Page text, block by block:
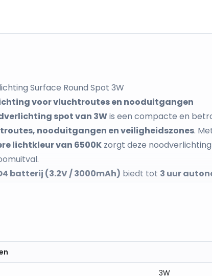
Surface Round Spot 3W
voor vluchtroutes en nooduitgangen
spot van 3Wis een compacte en
nooduitgangen en veiligheidszones.
lichtkleur van 6500K zorgt deze
batterij (3.2V / 3000mAh) biedt tot 3 uur
voor noodsituaties.
het
omgevingen.
3W